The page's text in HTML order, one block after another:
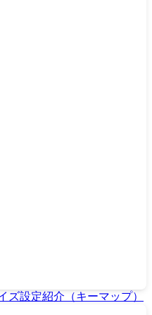
ズ設定紹介（キーマップ）